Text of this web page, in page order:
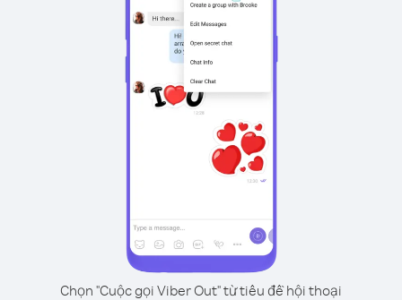
Chọn "Cuộc gọi Viber Out" từ tiêu đề hội thoại